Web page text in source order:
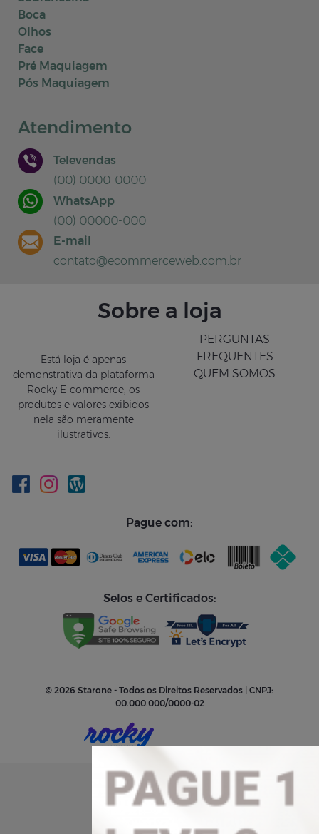
Batom Gloss Latex Sabor
R$ 19,00
COMPRAR
Lip
Boca
Olhos
Face
Pré Maquiagem
Pós Maquiagem
Atendimento
Televendas
(00) 0000-0000
WhatsApp
(00) 00000-000
E-mail
contato@ecommerceweb.com.br
Sobre a loja
Está loja é apenas
demonstrativa da plataforma
Rocky E-commerce, os
produtos e valores exibidos
nela são meramente
ilustrativos.
PERGUNTAS
FREQUENTES
QUEM SOMOS
Pague com:
Selos e Certificados:
© 2026 Starone - Todos os Direitos Reservados | CNPJ:
00.000.000/0000-02